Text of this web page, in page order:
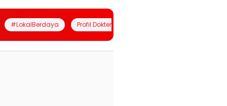
#LokalBerdaya Profil Dokter